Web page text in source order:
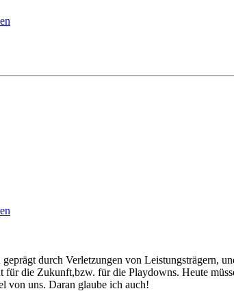
durch Verletzungen von Leistungsträgern,
für die Zukunft,bzw. für die Playdowns. Heute
von uns. Daran glaube ich auch!